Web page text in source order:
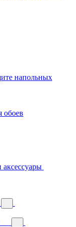
напольных
обоев